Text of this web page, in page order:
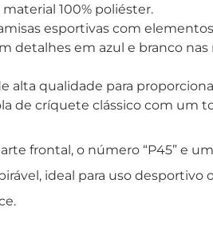
100% poliéster.
esportivas com
detalhes em azul e branco nas
alta qualidade para
de críquete clássico com um
frontal, o número “P45” e
ideal para uso desportivo